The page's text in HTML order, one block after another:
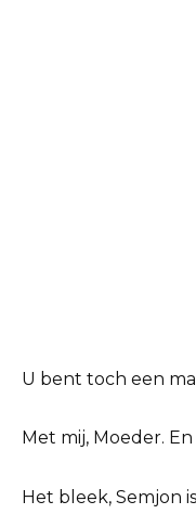
U bent toch een
Met mij, Moeder.
Het bleek, Semjon